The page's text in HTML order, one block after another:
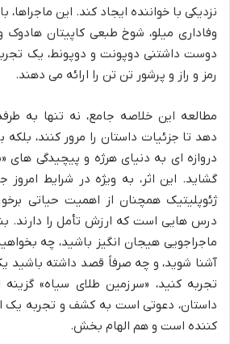
نزدیکی با خواننده ایجاد کند. این
وفاداری میلو، شوخ طبعی کاپیتان
دوست داشتنی دوپونت و دوپونط، یک
رمز و راز و پرشور تن تن را ارائه می دهند.
مطالعه این خلاصه جامع، نه تنها به
دهد تا جزئیات داستان را مرور کنند، بلکه
دروازه ای به دنیای هرژه و پیچیدگی های
گشاید. این اثر، به ویژه در شرایط
ژئوپلیتیک همچنان از اهمیت حیاتی
درس هایی است که ارزش تأمل را دارند.
ماجراجویی هیجان انگیز باشید، چه
آشنا شوید، و چه صرفاً قصد داشته باشید
تجربه کنید، «سرزمین طلای سیاه»
داستان، دعوتی است به کشف و تجربه یک
کننده است و هم الهام بخش.